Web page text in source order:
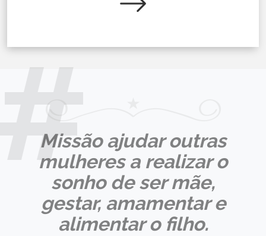
Missão ajudar outras
mulheres a realizar o
sonho de ser mãe,
gestar, amamentar e
alimentar o filho.